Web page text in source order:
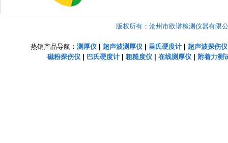
版权所有：沧州市欧谱检测仪器有限
热销产品导航： 测厚仪 超声波测厚仪 里氏硬度计| 超声波探伤仪
磁粉探伤仪| 巴氏硬度计| 粗糙度仪| 在线测厚仪| 附着力测